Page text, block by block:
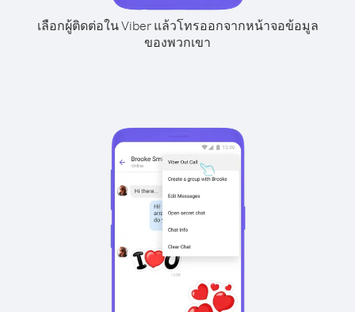
เลือกผู้ติดต่อใน Viber แล้วโทรออกจากหน้าจอข้อมูล
ของพวกเขา